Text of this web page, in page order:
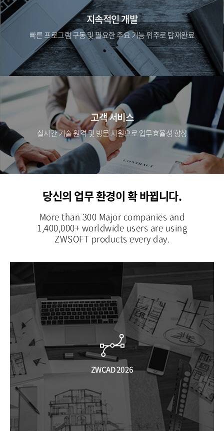
지속적인 개발
빠른 프로그램 구동 및 필요한 주요 기능 위주로 탑재완료
고객 서비스
실시간 기술 원격 및 방문 지원으로 업무효율성 향상
당신의 업무 환경이 확 바뀝니다.
More than 300 Major companies and
1,400,000+ worldwide users are using
ZWSOFT products every day.
ZWCAD 2026